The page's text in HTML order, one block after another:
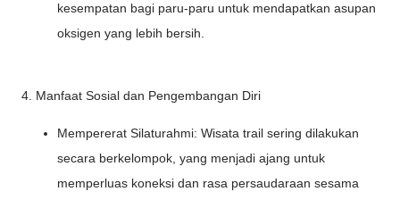
kesempatan bagi paru-paru untuk mendapatkan asupan
oksigen yang lebih bersih.
4. Manfaat Sosial dan Pengembangan Diri
Mempererat Silaturahmi: Wisata trail sering dilakukan
secara berkelompok, yang menjadi ajang untuk
memperluas koneksi dan rasa persaudaraan sesama